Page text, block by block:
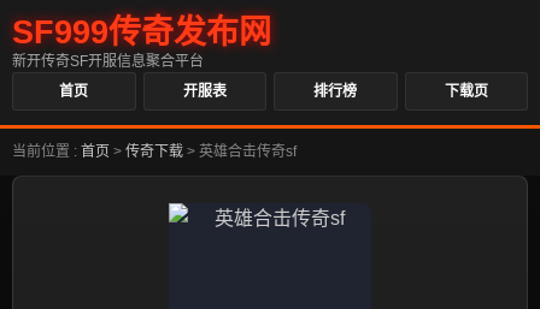
SF999传奇发布网
新开传奇SF开服信息聚合平台
首页
开服表 排行榜 下载页
当前位置 : 首页 > 传奇下载 > 英雄合击传奇sf